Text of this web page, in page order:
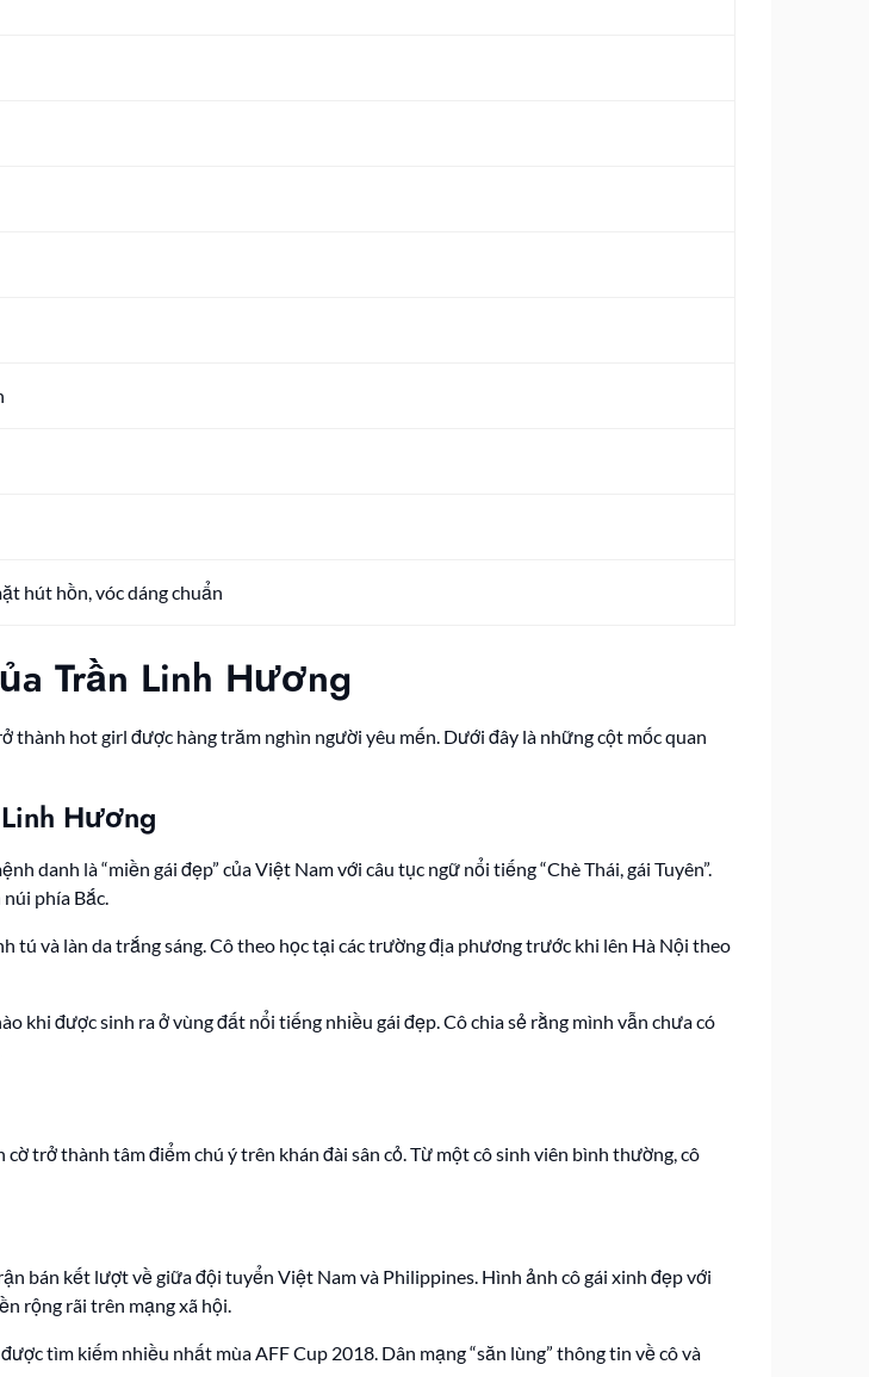
hút hồn, vóc dáng chuẩn
Trần Linh Hương
thành hot girl được hàng trăm nghìn người yêu mến. Dưới đây là những cột mốc quan
Hương
danh là “miền gái đẹp” của Việt Nam với câu tục ngữ nổi tiếng “Chè Thái, gái Tuyên”.
phía Bắc.
và làn da trắng sáng. Cô theo học tại các trường địa phương trước khi lên Hà Nội theo
khi được sinh ra ở vùng đất nổi tiếng nhiều gái đẹp. Cô chia sẻ rằng mình vẫn chưa có
trở thành tâm điểm chú ý trên khán đài sân cỏ. Từ một cô sinh viên bình thường, cô
bán kết lượt về giữa đội tuyển Việt Nam và Philippines. Hình ảnh cô gái xinh đẹp với
rộng rãi trên mạng xã hội.
tìm kiếm nhiều nhất mùa AFF Cup 2018. Dân mạng “săn lùng” thông tin về cô và